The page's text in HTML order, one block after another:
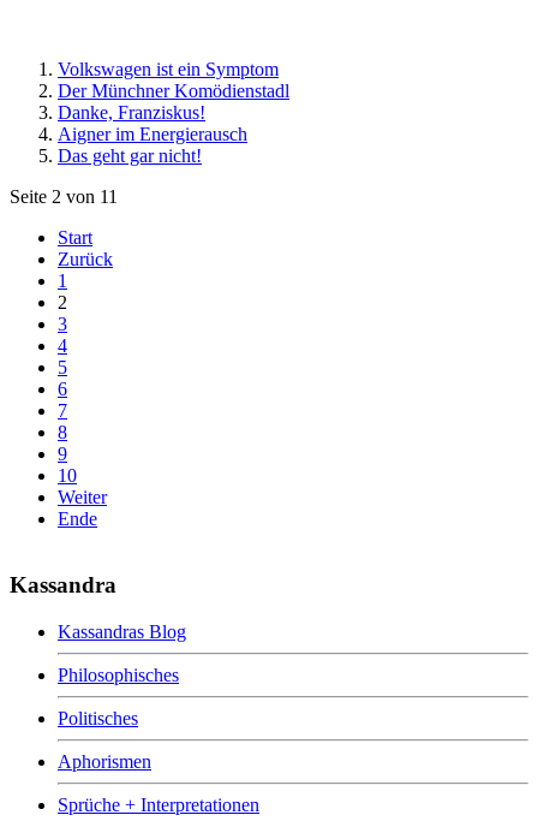
Volkswagen ist ein Symptom
Der Münchner Komödienstadl
Danke, Franziskus!
Aigner im Energierausch
Das geht gar nicht!
Seite 2 von 11
Start
Zurück
1
2
3
4
5
6
7
8
9
10
Weiter
Ende
Kassandra
Kassandras Blog
Philosophisches
Politisches
Aphorismen
Sprüche + Interpretationen